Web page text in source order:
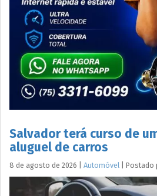
Salvador terá curso de
aluguel de carros
8 de agosto de 2026 Automóvel Postado